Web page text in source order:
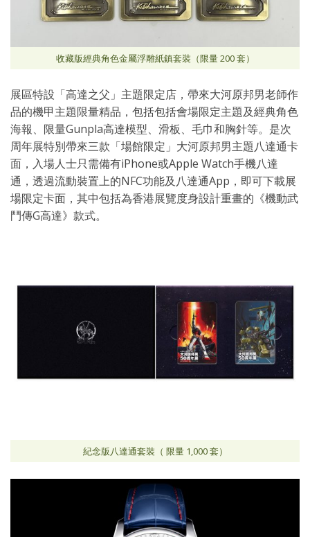
收藏版經典角色金屬浮雕紙鎮套裝（限量 200 套）
展區特設「高達之父」主題限定店，帶來大河原邦男老師作
品的機甲主題限量精品，包括包括會場限定主題及經典角色
海報、限量Gunpla高達模型、滑板、毛巾和胸針等。是次
周年展特別帶來三款「場館限定」大河原邦男主題八達通卡
面，入場人士只需備有iPhone或Apple Watch手機八達
通，透過流動裝置上的NFC功能及八達通App，即可下載展
場限定卡面，其中包括為香港展覽度身設計重畫的《機動武
鬥傳G高達》款式。
紀念版八達通套裝（ 限量 1,000 套）